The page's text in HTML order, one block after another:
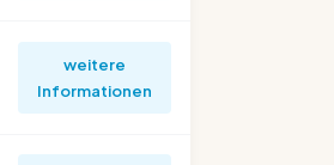
weitere
Informationen